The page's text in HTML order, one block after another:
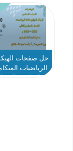
الثاني
حل صفحات
الرياضيات